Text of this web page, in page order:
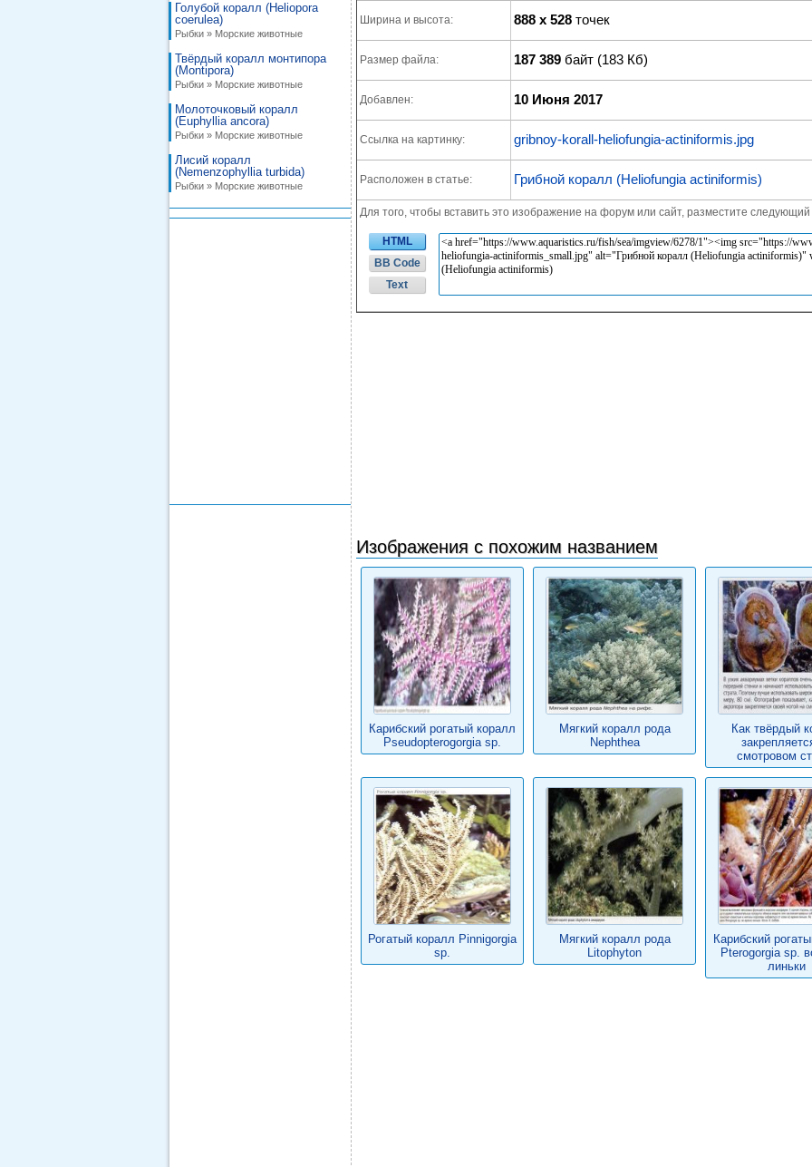
Голубой коралл (Heliopora
coerulea)
Рыбки » Морские животные
Твёрдый коралл монтипора
(Montipora)
Рыбки » Морские животные
Молоточковый коралл
(Euphyllia ancora)
Рыбки » Морские животные
Лисий коралл
(Nemenzophyllia turbida)
Рыбки » Морские животные
Ширина и высота: 888 x 528 точек
Размер файла: 187 389 байт (183 Кб)
Добавлен: 10 Июня 2017
Ссылка на картинку: gribnoy-korall-heliofungia-actiniformis.jpg
Расположен в статье: Грибной коралл (Heliofungia actiniformis)
Для того, чтобы вставить это изображение на форум или сайт, разместите следующий
HTML
BB Code
Text
Изображения с похожим названием
Карибский рогатый коралл
Pseudopterogorgia sp.
Мягкий коралл рода
Nephthea
Как твёрдый
смотровом
Рогатый коралл Pinnigorgia
sp.
Мягкий коралл рода
Litophyton
Карибский
Pterogorgia sp.
линьки